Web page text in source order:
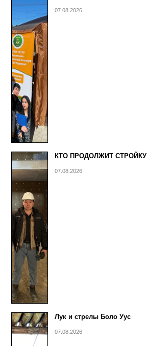
07.08.2026
КТО ПРОДОЛЖИТ СТРОЙКУ
07.08.2026
Лук и стрелы Боло Уус
07.08.2026